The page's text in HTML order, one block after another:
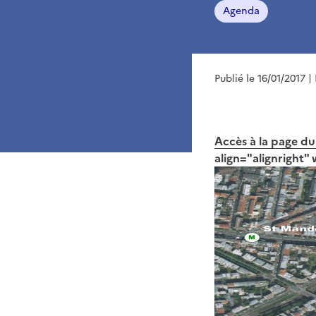
Agenda
Publié le 16/01/2017 |
Accès à la page
align="alignright"